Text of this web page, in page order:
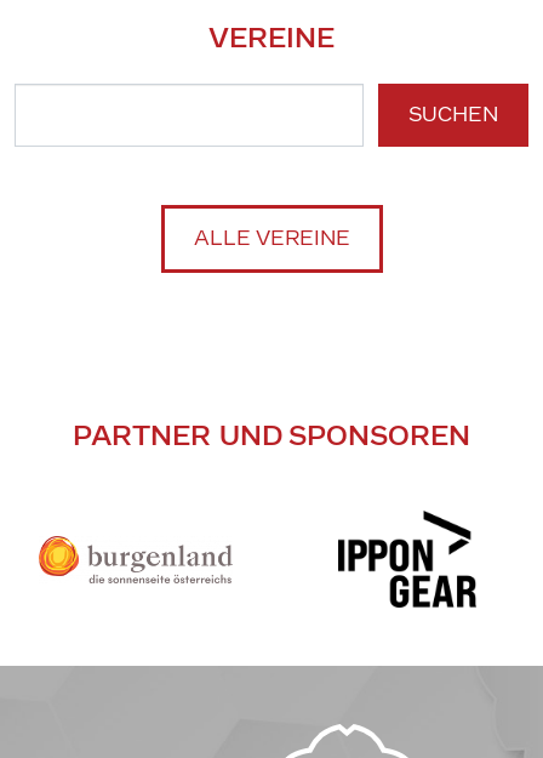
VEREINE
SUCHEN
ALLE VEREINE
PARTNER UND SPONSOREN